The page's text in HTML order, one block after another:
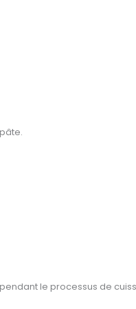
le processus de